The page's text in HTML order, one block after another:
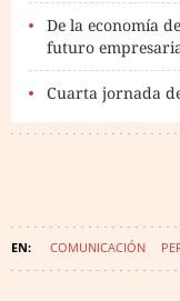
De la economía
futuro
Cuarta jornada
COMUNICACIÓN